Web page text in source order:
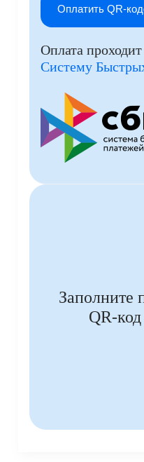
Оплата проходит
Систему
Заполните
QR-